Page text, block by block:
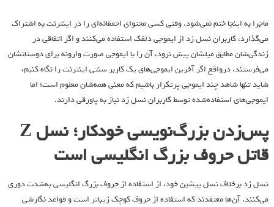
ماجرا به اینجا ختم نمی‌شود. وقتی کسی محتوای احمقانه‌ای را در اینترنت به اشتراک
می‌گذارد، کاربران نسل زد از ایموجی دلقک استفاده می‌کنند و اگر اتفاقی در
زندگی‌شان مطابق میلشان پیش نرود، آن را با ایموجی صورت وارونه برای دوستانشان
می‌فرستند. درواقع اگر آخرین ایموجی‌های یک کاربر سنتی اینترنت را نگاه کنیم،
شاید تنها شاهد چند ایموجی پرتکرار باشیم که معنی همه‌شان معلوم است؛ اما
ایموجی‌های استفاده‌شده توسط کاربران نسل زد نیاز به پاورقی دارند.
پس‌زدن بزرگ‌نویسی خودکار؛ نسل Z
قاتل حروف بزرگ انگلیسی است
نسل زد برخلاف نسل پیشین خود، از استفاده از حروف بزرگ انگلیسی به‌شدت دوری
می‌کنند. آن‌ها معتقدند که استفاده از حروف کوچک زیباتر است و قواعد نگارشی